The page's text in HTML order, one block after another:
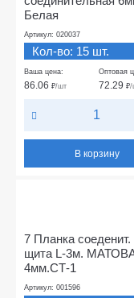
Белая
Артикул: 020037
Кол-во: 15 шт.
Ваша цена:
86.06 ₽/шт
Оптовая
72.29₽/
В корзину
7 Планка соеденит.
щита L-3м.
4мм.СТ-1
Артикул: 001596